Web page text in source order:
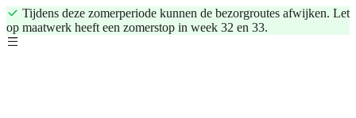
Tijdens deze zomerperiode kunnen de bezorgroutes afwijken. Let
op maatwerk heeft een zomerstop in week 32 en 33.